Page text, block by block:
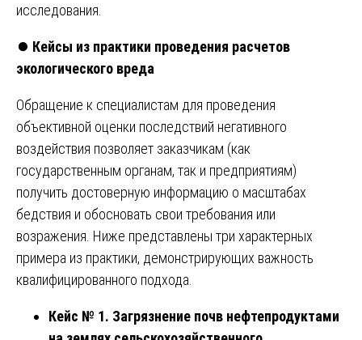
исследования.
⏺️ Кейсы из практики проведения расчетов
экологического вреда
Обращение к специалистам для проведения
объективной оценки последствий негативного
воздействия позволяет заказчикам (как
государственным органам, так и предприятиям)
получить достоверную информацию о масштабах
бедствия и обосновать свои требования или
возражения. Ниже представлены три характерных
примера из практики, демонстрирующих важность
квалифицированного подхода.
Кейс № 1. Загрязнение почв нефтепродуктами